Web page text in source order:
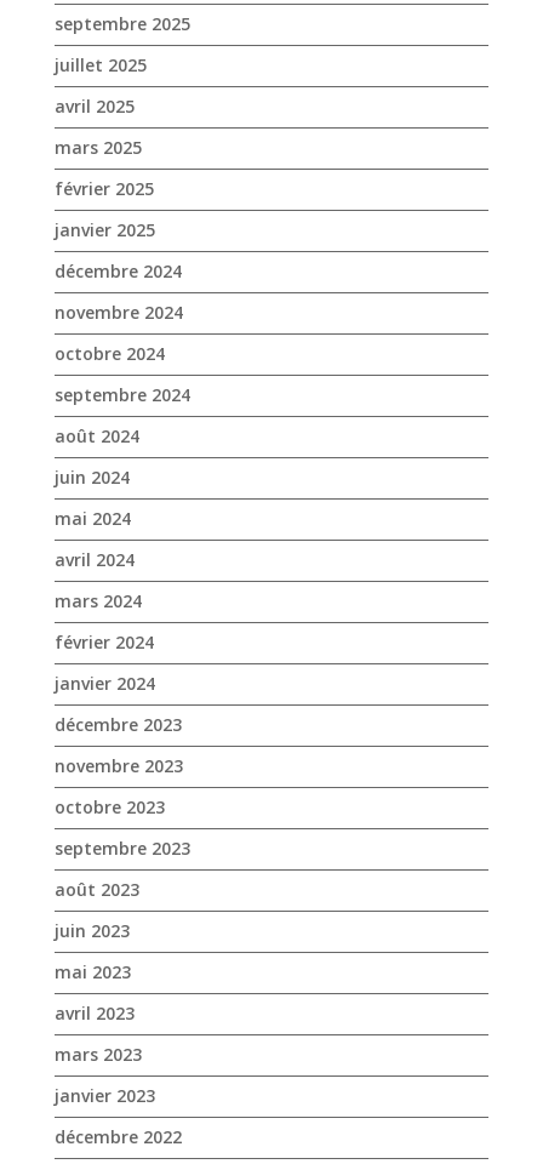
septembre 2025
juillet 2025
avril 2025
mars 2025
février 2025
janvier 2025
décembre 2024
novembre 2024
octobre 2024
septembre 2024
août 2024
juin 2024
mai 2024
avril 2024
mars 2024
février 2024
janvier 2024
décembre 2023
novembre 2023
octobre 2023
septembre 2023
août 2023
juin 2023
mai 2023
avril 2023
mars 2023
janvier 2023
décembre 2022